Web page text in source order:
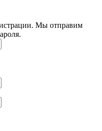
Мы отправим